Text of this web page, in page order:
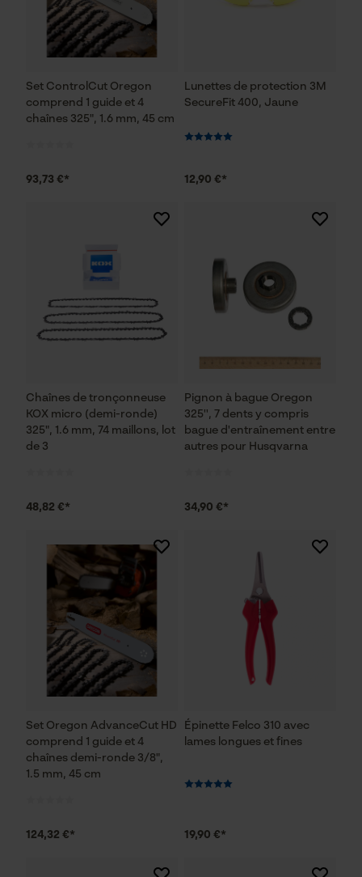
Set ControlCut Oregon
comprend 1 guide et 4
chaînes 325", 1.6 mm, 45 cm
93,73 €*
Lunettes de protection 3M
SecureFit 400, Jaune
12,90 €*
Chaînes de tronçonneuse
KOX micro (demi-ronde)
325", 1.6 mm, 74 maillons, lot
de 3
48,82 €*
Pignon à bague Oregon
325'', 7 dents y compris
bague d'entraînement entre
autres pour Husqvarna
34,90 €*
Set Oregon AdvanceCut HD
comprend 1 guide et 4
chaînes demi-ronde 3/8",
1.5 mm, 45 cm
124,32 €*
Épinette Felco 310 avec
lames longues et fines
19,90 €*